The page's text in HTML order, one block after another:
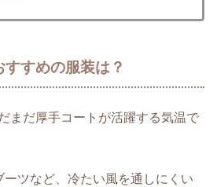
すめの服装は？
まだ厚手コートが活躍する気温で
ツなど、冷たい風を通しにくい